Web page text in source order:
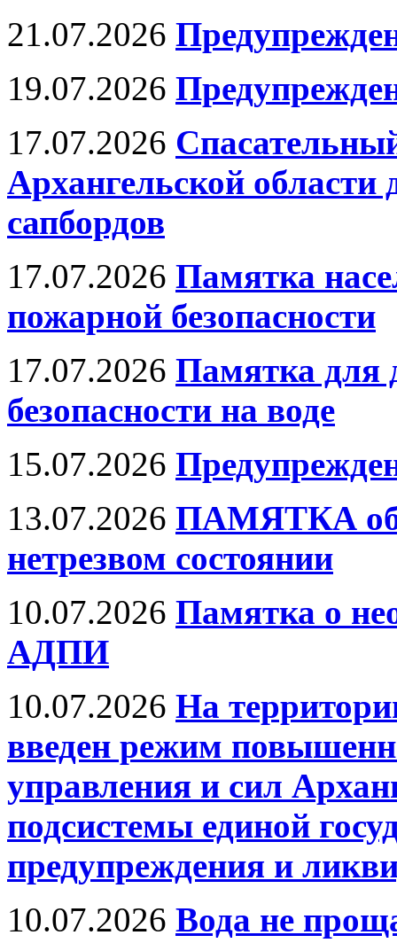
21.07.2026
19.07.2026
17.07.2026
Архангельской
сапбордов
17.07.2026 Памятка
пожарной безопасности
17.07.2026 Памятка для
безопасности на воде
15.07.2026
13.07.2026 ПАМЯТКА об
нетрезвом состоянии
10.07.2026 Памятка о
АДПИ
10.07.2026 На
введен режим
управления и сил
подсистемы единой
предупреждения и
10.07.2026 Вода не